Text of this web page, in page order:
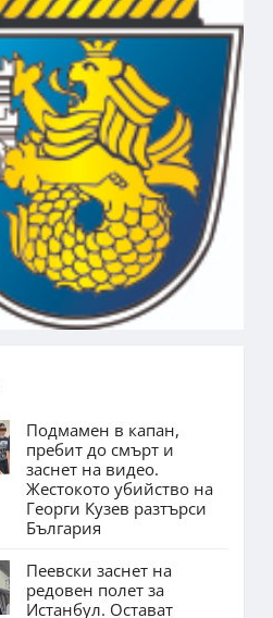
Подмамен в капан,
пребит до смърт и
заснет на видео.
Жестокото убийство на
Георги Кузев разтърси
България
Пеевски заснет на
редовен полет за
Истанбул. Остават